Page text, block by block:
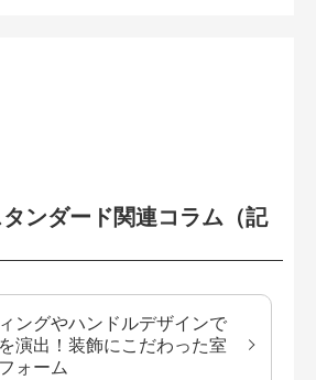
ンダード関連コラム（記
ングやハンドルデザインで
演出！装飾にこだわった室
ォーム